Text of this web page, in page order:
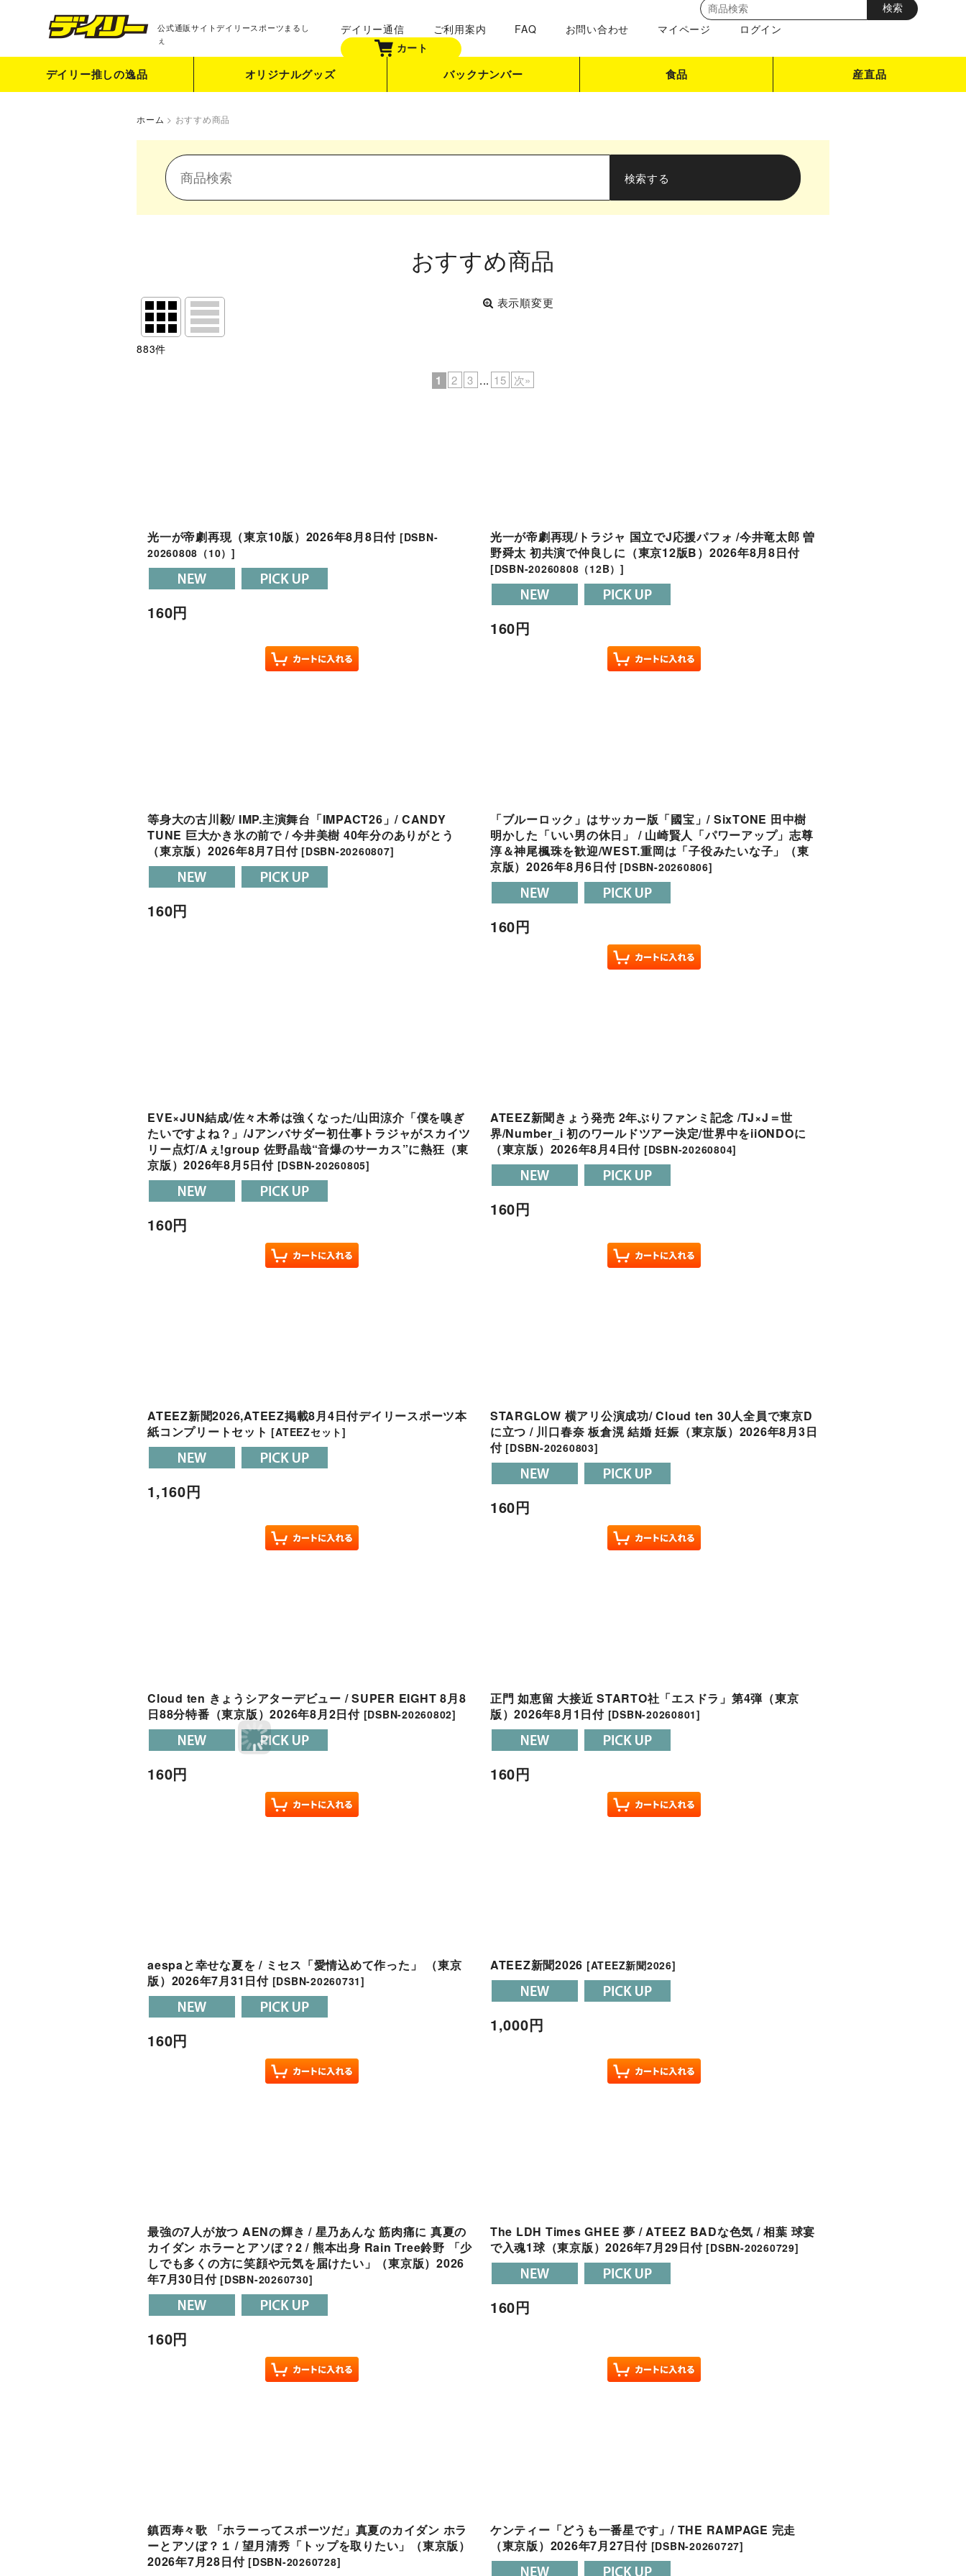
公式通販サイトデイリースポーツまるし
ぇ
デイリー通信 ご利用案内 FAQ お問い合わせ マイページ
ログイン
カート
デイリー推しの逸品 オリジナルグッズ バックナンバー 食品 産直品
ホーム > おすすめ商品
おすすめ商品
表示順変更
表示数
883件
1 2 3 ... 15 次»
光一が帝劇再現（東京10版）2026年8月8日付 [DSBN-
20260808（10）]
160円
光一が帝劇再現/トラジャ 国立でJ応援パフォ /今井竜太郎 曽
野舜太 初共演で仲良しに（東京12版B）2026年8月8日付
[DSBN-20260808（12B）]
160円
等身大の古川毅/ IMP.主演舞台「IMPACT26」/ CANDY
TUNE 巨大かき氷の前で / 今井美樹 40年分のありがとう
（東京版）2026年8月7日付 [DSBN-20260807]
160円
「ブルーロック」はサッカー版「國宝」/ SixTONE 田中樹
明かした「いい男の休日」 / 山崎賢人「パワーアップ」志尊
淳＆神尾楓珠を歓迎/WEST.重岡は「子役みたいな子」（東
京版）2026年8月6日付 [DSBN-20260806]
160円
EVE×JUN結成/佐々木希は強くなった/山田涼介「僕を嗅ぎ
たいですよね？」/Jアンバサダー初仕事トラジャがスカイツ
リー点灯/Aぇ!group 佐野晶哉“音爆のサーカス”に熱狂（東
京版）2026年8月5日付 [DSBN-20260805]
160円
ATEEZ新聞きょう発売 2年ぶりファンミ記念 /TJ×J＝世
界/Number_i 初のワールドツアー決定/世界中をiiONDOに
（東京版）2026年8月4日付 [DSBN-20260804]
160円
ATEEZ新聞2026,ATEEZ掲載8月4日付デイリースポーツ本
紙コンプリートセット [ATEEZセット]
1,160円
STARGLOW 横アリ公演成功/ Cloud ten 30人全員で東京D
に立つ / 川口春奈 板倉滉 結婚 妊娠（東京版）2026年8月3日
付 [DSBN-20260803]
160円
Cloud ten きょうシアターデビュー / SUPER EIGHT 8月8
日88分特番（東京版）2026年8月2日付 [DSBN-20260802]
160円
正門 如恵留 大接近 STARTO社「エスドラ」第4弾（東京
版）2026年8月1日付 [DSBN-20260801]
160円
aespaと幸せな夏を / ミセス「愛情込めて作った」 （東京
版）2026年7月31日付 [DSBN-20260731]
160円
ATEEZ新聞2026 [ATEEZ新聞2026]
1,000円
最強の7人が放つ AENの輝き / 星乃あんな 筋肉痛に 真夏の
カイダン ホラーとアソぼ？2 / 熊本出身 Rain Tree鈴野 「少
しでも多くの方に笑顔や元気を届けたい」（東京版）2026
年7月30日付 [DSBN-20260730]
160円
The LDH Times GHEE 夢 / ATEEZ BADな色気 / 相葉 球宴
で入魂1球（東京版）2026年7月29日付 [DSBN-20260729]
160円
鎮西寿々歌 「ホラーってスポーツだ」真夏のカイダン ホラ
ーとアソぼ？１ / 望月清秀「トップを取りたい」（東京版）
2026年7月28日付 [DSBN-20260728]
ケンティー「どうも一番星です」/ THE RAMPAGE 完走
（東京版）2026年7月27日付 [DSBN-20260727]